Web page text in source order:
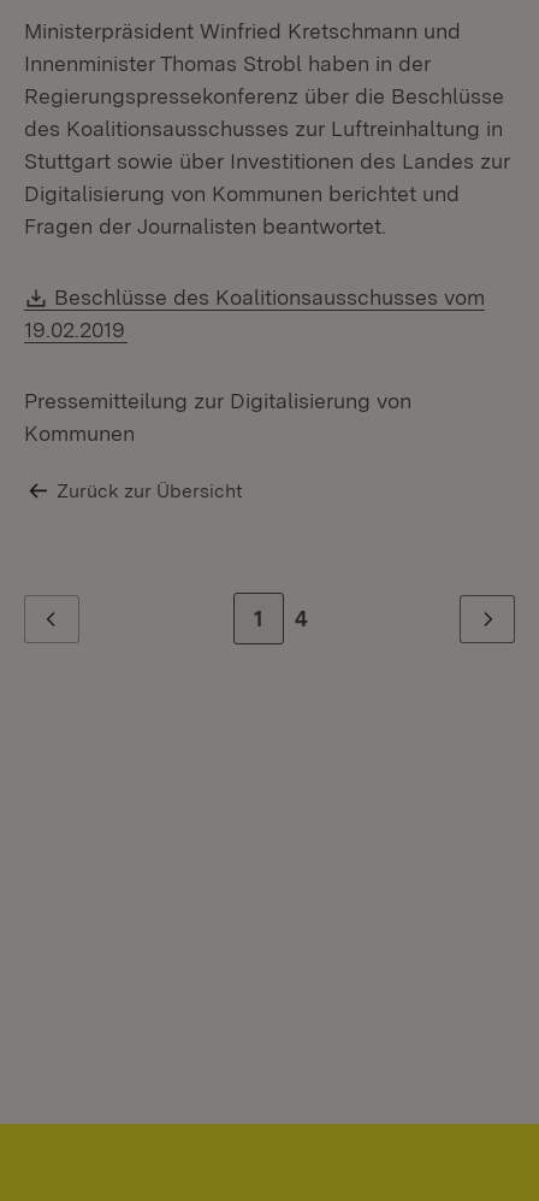
Ministerpräsident Winfried Kretschmann und
Innenminister Thomas Strobl haben in der
Regierungspressekonferenz über die Beschlüsse
des Koalitionsausschusses zur Luftreinhaltung in
Stuttgart sowie über Investitionen des Landes zur
Digitalisierung von Kommunen berichtet und
Fragen der Journalisten beantwortet.
Download:
Beschlüsse des Koalitionsausschusses vom
19.02.2019
Pressemitteilung zur Digitalisierung von
Kommunen
Zurück zur Übersicht
Zur Seite
1 Zur letzten Seite
4 Weiter